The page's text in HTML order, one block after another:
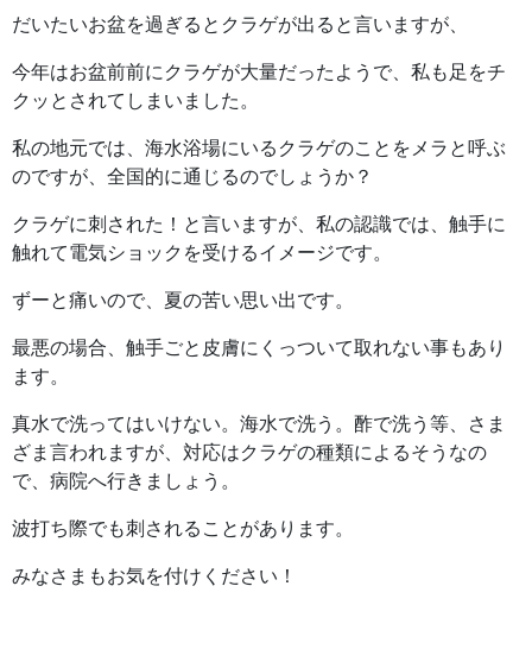
だいたいお盆を過ぎるとクラゲが出ると言いますが、
今年はお盆前前にクラゲが大量だったようで、私も足をチ
クッとされてしまいました。
私の地元では、海水浴場にいるクラゲのことをメラと呼ぶ
のですが、全国的に通じるのでしょうか？
クラゲに刺された！と言いますが、私の認識では、触手に
触れて電気ショックを受けるイメージです。
ずーと痛いので、夏の苦い思い出です。
最悪の場合、触手ごと皮膚にくっついて取れない事もあり
ます。
真水で洗ってはいけない。海水で洗う。酢で洗う等、さま
ざま言われますが、対応はクラゲの種類によるそうなの
で、病院へ行きましょう。
波打ち際でも刺されることがあります。
みなさまもお気を付けください！